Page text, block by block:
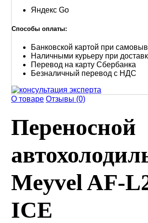
Яндекс Go
Способы оплаты:
Банковской картой при
Наличными курьеру при
Перевод на карту Сбербанка
Безналичный перевод с НДС
О товаре Отзывы (0)
Переносной
Meyvel AF-
ICE